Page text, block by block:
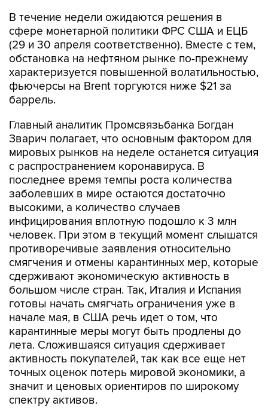
В течение недели ожидаются решения в
сфере монетарной политики ФРС США и ЕЦБ
(29 и 30 апреля соответственно). Вместе с тем,
обстановка на нефтяном рынке по-прежнему
характеризуется повышенной волатильностью,
фьючерсы на Brent торгуются ниже $21 за
баррель.
Главный аналитик Промсвязьбанка Богдан
Зварич полагает, что основным фактором для
мировых рынков на неделе останется ситуация
с распространением коронавируса. В
последнее время темпы роста количества
заболевших в мире остаются достаточно
высокими, а количество случаев
инфицирования вплотную подошло к 3 млн
человек. При этом в текущий момент слышатся
противоречивые заявления относительно
смягчения и отмены карантинных мер, которые
сдерживают экономическую активность в
большом числе стран. Так, Италия и Испания
готовы начать смягчать ограничения уже в
начале мая, в США речь идет о том, что
карантинные меры могут быть продлены до
лета. Сложившаяся ситуация сдерживает
активность покупателей, так как все еще нет
точных оценок потерь мировой экономики, а
значит и ценовых ориентиров по широкому
спектру активов.